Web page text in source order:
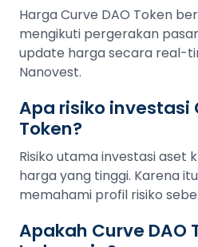
Harga Curve DAO Token
mengikuti pergerakan
update harga secara real-
Nanovest.
Apa risiko investasi
Token?
Risiko utama investasi aset
harga yang tinggi. Karena
memahami profil risiko
Apakah Curve DAO